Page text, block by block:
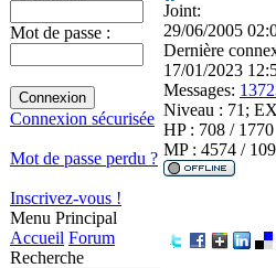
Mot de passe :
Connexion sécurisée
Mot de passe perdu ?
Inscrivez-vous !
Menu Principal
Accueil Forum
Recherche
Joint:
29/06/2005
Dernière
17/01/2023
Messages:
Niveau : 71;
HP : 708 / 1770
MP : 4574 /